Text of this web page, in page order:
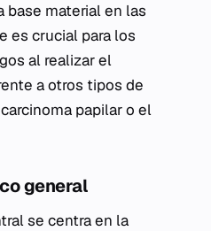
base material en las
es crucial para los
al realizar el
a otros tipos de
papilar o el
general
se centra en la